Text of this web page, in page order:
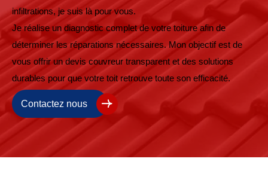
infiltrations, je suis là pour vous.
Je réalise un diagnostic complet de votre toiture afin de
déterminer les réparations nécessaires. Mon objectif est de
vous offrir un devis couvreur transparent et des solutions
durables pour que votre toit retrouve toute son efficacité.
Contactez nous